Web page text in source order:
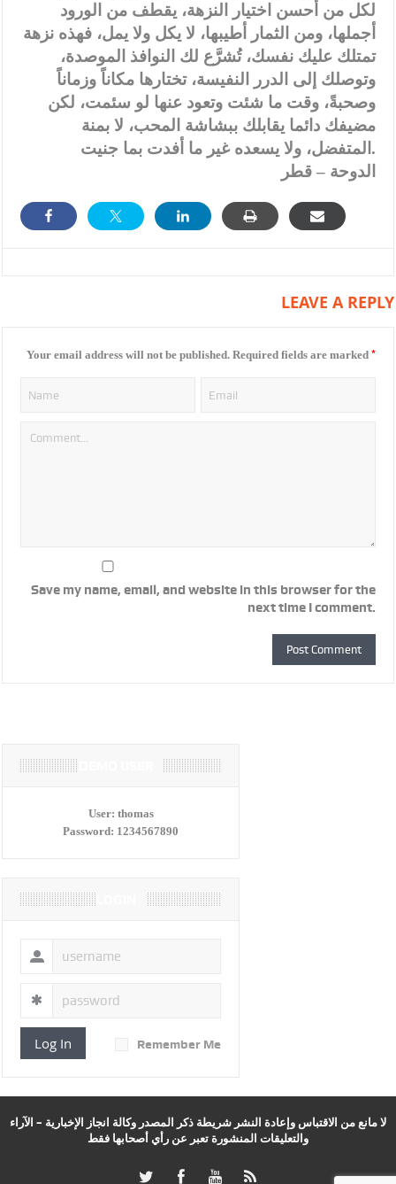
لكل من أحسن اختيار النزهة، يقطف من الورود
أجملها، ومن الثمار أطيبها، لا يكل ولا يمل، فهذه نزهة
تمتلك عليك نفسك، تُشرَّع لك النوافذ الموصدة،
وتوصلك إلى الدرر النفيسة، تختارها مكاناً وزماناً
وصحبةً، وقت ما شئت وتعود عنها لو سئمت، لكن
مضيفك دائما يقابلك ببشاشة المحب، لا بمنة
المتفضل، ولا يسعده غير ما أفدت بما جنيت.
الدوحة – قطر
LEAVE A REPLY
Your email address will not be published. Required fields are marked *
Save my name, email, and website in this browser for the
next time I comment.
User: thomas
Password: 1234567890
Log In Remember Me
لا مانع من الاقتباس وإعادة النشر شريطة ذكر المصدر وكالة انجاز الإخبارية – الآراء
والتعليقات المنشورة تعبر عن رأي أصحابها فقط